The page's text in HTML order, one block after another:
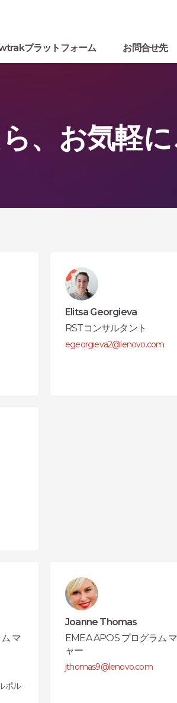
プラットフォーム お問合せ先
、お気軽
Elitsa Georgieva
RSTコンサルタント
egeorgieva2@lenovo.com
マ
ポル
Joanne Thomas
EMEA APOS プログラム
ャー
jthomas9@lenovo.com